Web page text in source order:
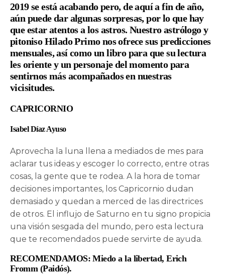
2019 se está acabando pero, de aquí a fin de año,
aún puede dar algunas sorpresas, por lo que hay
que estar atentos a los astros. Nuestro astrólogo y
pitoniso Hilado Primo nos ofrece sus predicciones
mensuales, así como un libro para que su lectura
les oriente y un personaje del momento para
sentirnos más acompañados en nuestras
vicisitudes.
CAPRICORNIO
Isabel Díaz Ayuso
Aprovecha la luna llena a mediados de mes para
aclarar tus ideas y escoger lo correcto, entre otras
cosas, la gente que te rodea. A la hora de tomar
decisiones importantes, los Capricornio dudan
demasiado y quedan a merced de las directrices
de otros. El influjo de Saturno en tu signo propicia
una visión sesgada del mundo, pero esta lectura
que te recomendados puede servirte de ayuda.
RECOMENDAMOS: Miedo a la libertad, Erich
Fromm (Paidós).